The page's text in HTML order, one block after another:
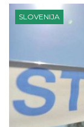
SLOVENIJA